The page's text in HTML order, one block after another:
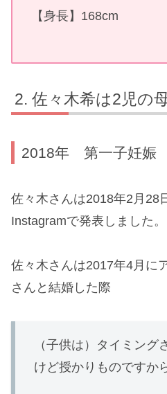
【身長】168cm
佐々木希は2児の
2018年 第一子妊娠
佐々木さんは2018年2月28
Instagramで発表しました。
佐々木さんは2017年4月に
さんと結婚した際
（子供は）タイミング
けど授かりものですか